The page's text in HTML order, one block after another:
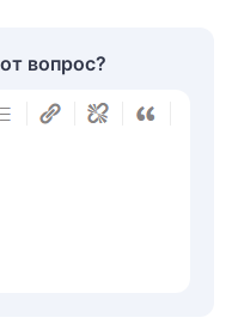
вопрос?